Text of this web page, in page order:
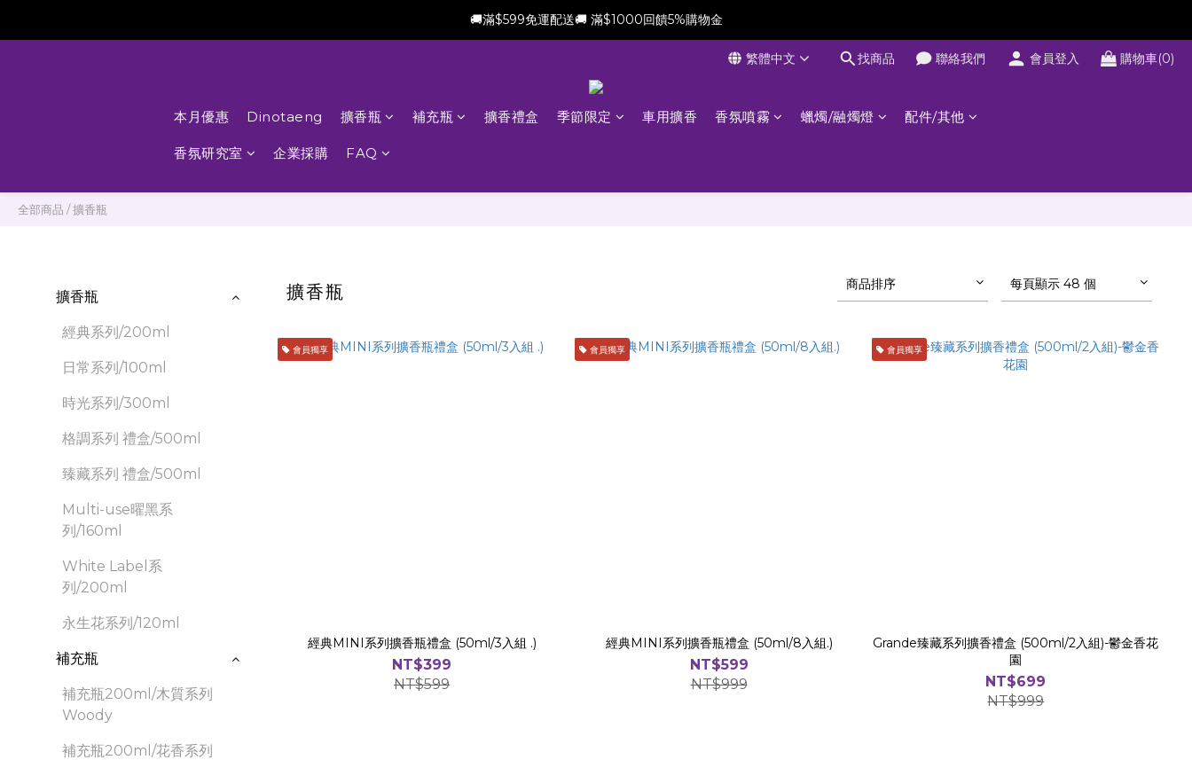
新會員加贈$100購物金(滿$699可折抵)
🚚滿$599免運配送🚚 滿$1000回饋5%購物金
繁體中文 找商品 聯絡我們 會員登入 購物車(0)
本月優惠 Dinotaeng 擴香瓶 補充瓶 擴香禮盒 季節限定 車用擴香 香氛噴霧 蠟燭/融燭燈 配件/其他
香氛研究室 企業採購 FAQ
全部商品 /擴香瓶
擴香瓶
經典系列/200ml
日常系列/100ml
時光系列/300ml
格調系列 禮盒/500ml
臻藏系列 禮盒/500ml
Multi-use曜黑系
列/160ml
White Label系
列/200ml
永生花系列/120ml
補充瓶
補充瓶200ml/木質系列
Woody
補充瓶200ml/花香系列
擴香瓶 商品排序 每頁顯示 48 個
會員獨享
經典MINI系列擴香瓶禮盒 (50ml/3入組 .)
NT$399
NT$599
會員獨享
經典MINI系列擴香瓶禮盒 (50ml/8入組.)
NT$599
NT$999
會員獨享
Grande臻藏系列擴香禮盒 (500ml/2入組)-鬱金香花
園
NT$699
NT$999